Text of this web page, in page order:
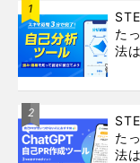
1
た
法
2
た
法